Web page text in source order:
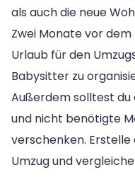
als auch die neue
Zwei Monate vor
Urlaub für den
Babysitter zu
Außerdem solltest
und nicht benötigte
verschenken.
Umzug und